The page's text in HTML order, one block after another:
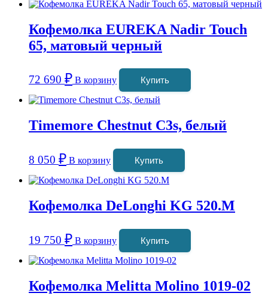
Кофемолка EUREKA Nadir Touch
65, матовый черный
72 690 ₽ В корзину Купить
Timemore Chestnut C3s, белый
8 050 ₽ В корзину Купить
Кофемолка DeLonghi KG 520.M
19 750 ₽ В корзину Купить
Кофемолка Melitta Molino 1019-02